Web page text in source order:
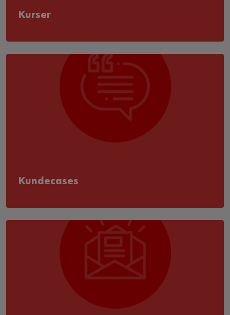
Kurser
Kundecases